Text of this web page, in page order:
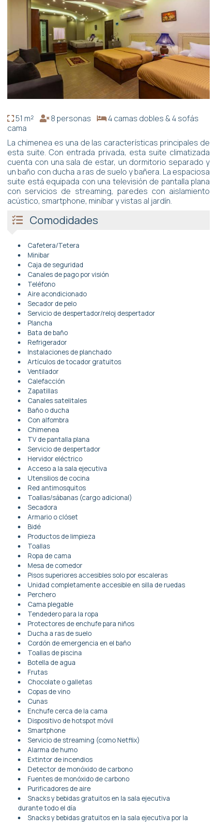
51 m² 8 personas
4 camas dobles & 4 sofás
cama
La chimenea es una de las características principales de
esta suite. Con entrada privada, esta suite climatizada
cuenta con una sala de estar, un dormitorio separado y
un baño con ducha a ras de suelo y bañera. La espaciosa
suite está equipada con una televisión de pantalla plana
con servicios de streaming, paredes con aislamiento
acústico, smartphone, minibar y vistas al jardín.
Comodidades
Cafetera/Tetera
Minibar
Caja de seguridad
Canales de pago por visión
Teléfono
Aire acondicionado
Secador de pelo
Servicio de despertador/reloj despertador
Plancha
Bata de baño
Refrigerador
Instalaciones de planchado
Artículos de tocador gratuitos
Ventilador
Calefacción
Zapatillas
Canales satelitales
Baño o ducha
Con alfombra
Chimenea
TV de pantalla plana
Servicio de despertador
Hervidor eléctrico
Acceso a la sala ejecutiva
Utensilios de cocina
Red antimosquitos
Toallas/sábanas (cargo adicional)
Secadora
Armario o clóset
Bidé
Productos de limpieza
Toallas
Ropa de cama
Mesa de comedor
Pisos superiores accesibles solo por escaleras
Unidad completamente accesible en silla de ruedas
Perchero
Cama plegable
Tendedero para la ropa
Protectores de enchufe para niños
Ducha a ras de suelo
Cordón de emergencia en el baño
Toallas de piscina
Botella de agua
Frutas
Chocolate o galletas
Copas de vino
Cunas
Enchufe cerca de la cama
Dispositivo de hotspot móvil
Smartphone
Servicio de streaming (como Netflix)
Alarma de humo
Extintor de incendios
Detector de monóxido de carbono
Fuentes de monóxido de carbono
Purificadores de aire
Snacks y bebidas gratuitos en la sala ejecutiva
durante todo el día
Snacks y bebidas gratuitos en la sala ejecutiva por la